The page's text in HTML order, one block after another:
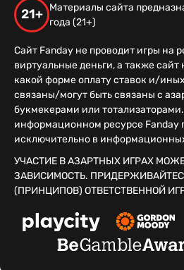
21+
Материалы сайта
года (21+)
Сайт Fanday не проводит игры на
виртуальные деньги, а также
какой форме оплату ставок и/
связаны/могут быть связаны с
букмекерами или
информационном ресурсе Fanday
исключительно в
УЧАСТИЕ В АЗАРТНЫХ ИГРАХ
ЗАВИСИМОСТЬ.
(ПРИНЦИПОВ) ОТВЕТСТВЕННОЙ